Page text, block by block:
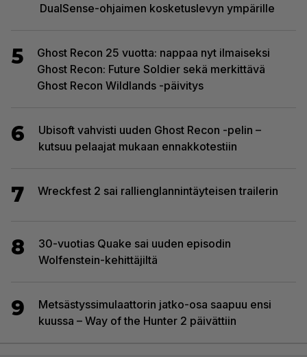
DualSense-ohjaimen kosketuslevyn ympärille
5
Ghost Recon 25 vuotta: nappaa nyt ilmaiseksi
Ghost Recon: Future Soldier sekä merkittävä
Ghost Recon Wildlands -päivitys
6
Ubisoft vahvisti uuden Ghost Recon -pelin –
kutsuu pelaajat mukaan ennakkotestiin
7 Wreckfest 2 sai rallienglannintäyteisen trailerin
8
30-vuotias Quake sai uuden episodin
Wolfenstein-kehittäjiltä
9
Metsästyssimulaattorin jatko-osa saapuu ensi
kuussa – Way of the Hunter 2 päivättiin